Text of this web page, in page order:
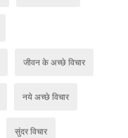
जीवन के अच्छे विचार
नये अच्छे विचार
सुंदर विचार